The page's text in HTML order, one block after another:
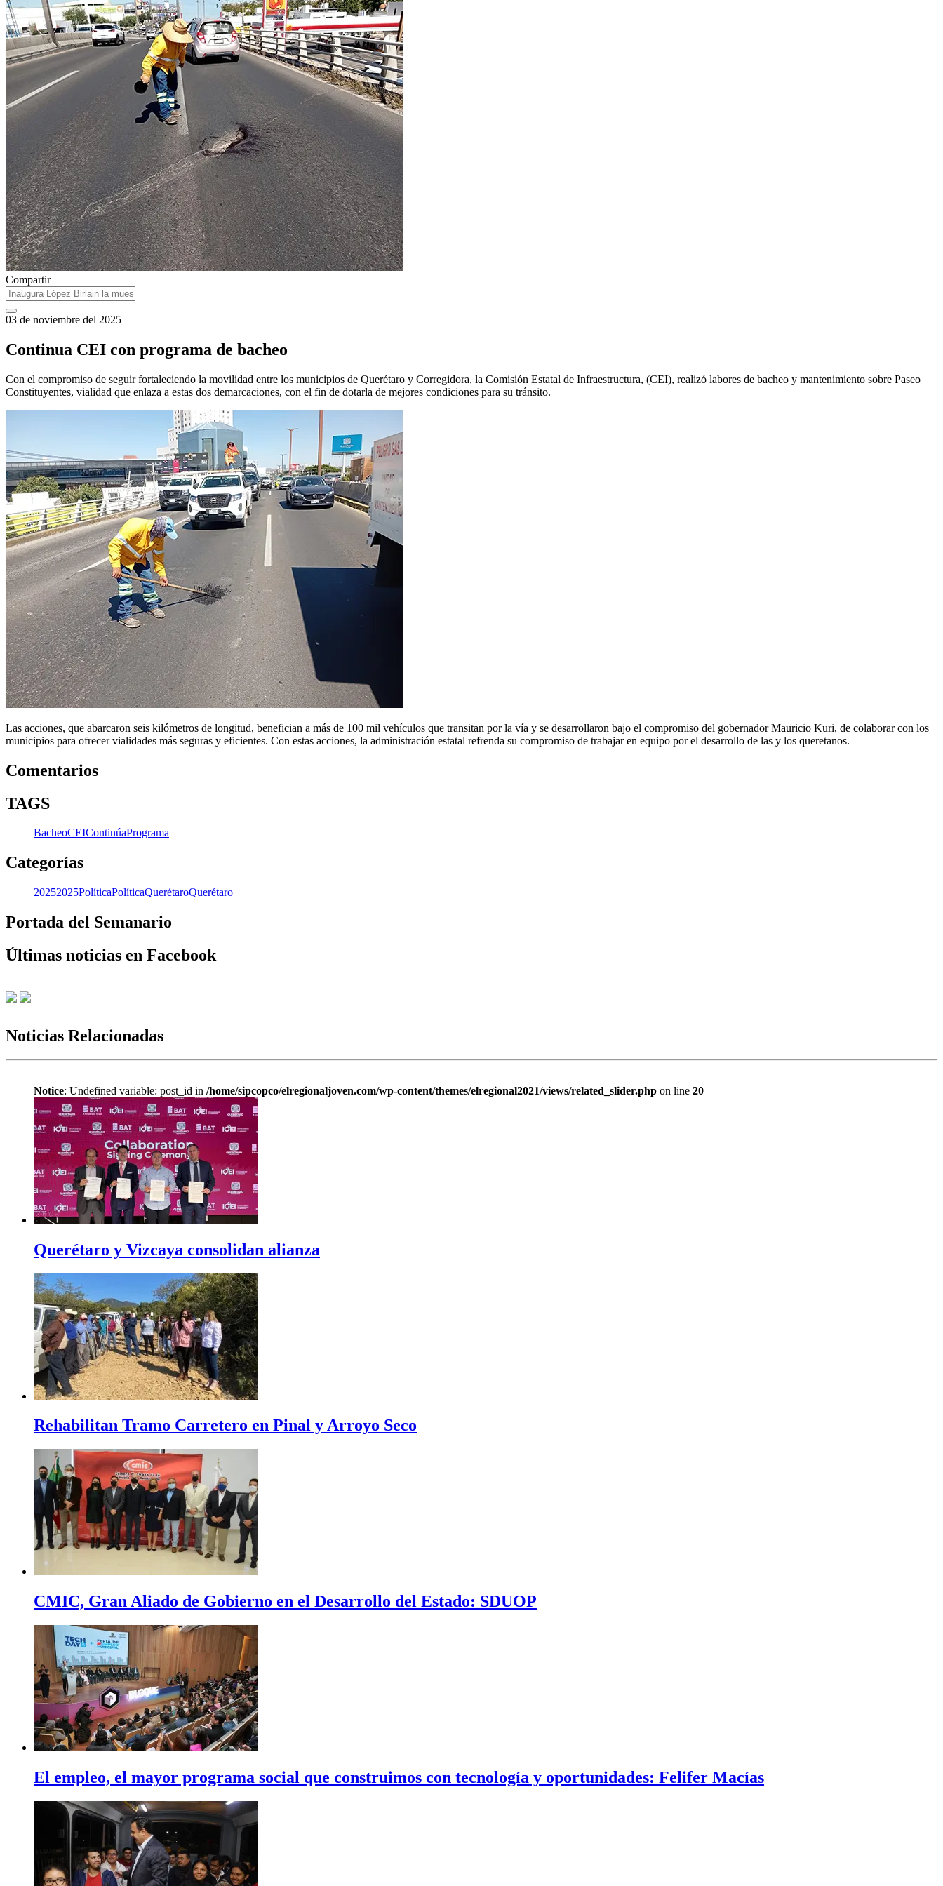
Compartir
03 de noviembre del 2025
Continua CEI con programa de bacheo
Con el compromiso de seguir fortaleciendo la movilidad entre los municipios de Querétaro y Corregidora, la Comisión Estatal de Infraestructura, (CEI), realizó labores de bacheo y mantenimiento sobre Paseo
Constituyentes, vialidad que enlaza a estas dos demarcaciones, con el fin de dotarla de mejores condiciones para su tránsito.
Las acciones, que abarcaron seis kilómetros de longitud, benefician a más de 100 mil vehículos que transitan por la vía y se desarrollaron bajo el compromiso del gobernador Mauricio Kuri, de colaborar con los
municipios para ofrecer vialidades más seguras y eficientes. Con estas acciones, la administración estatal refrenda su compromiso de trabajar en equipo por el desarrollo de las y los queretanos.
Comentarios
TAGS
BacheoCEIContinúaPrograma
Categorías
20252025PolíticaPolíticaQuerétaroQuerétaro
Portada del Semanario
Últimas noticias en Facebook
Noticias Relacionadas
Notice: Undefined variable: post_id in /home/sipcopco/elregionaljoven.com/wp-content/themes/elregional2021/views/related_slider.php on line 20
Querétaro y Vizcaya consolidan alianza
Rehabilitan Tramo Carretero en Pinal y Arroyo Seco
CMIC, Gran Aliado de Gobierno en el Desarrollo del Estado: SDUOP
El empleo, el mayor programa social que construimos con tecnología y oportunidades: Felifer Macías